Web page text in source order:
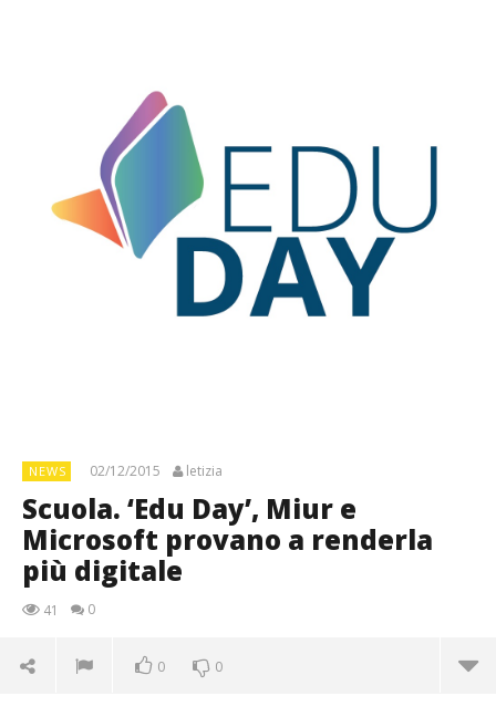
NEWS 02/12/2015 letizia
Scuola. ‘Edu Day’, Miur e
Microsoft provano a renderla
più digitale
41 0
0 0